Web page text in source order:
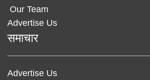
Our Team
Advertise Us
समाचार
Advertise Us